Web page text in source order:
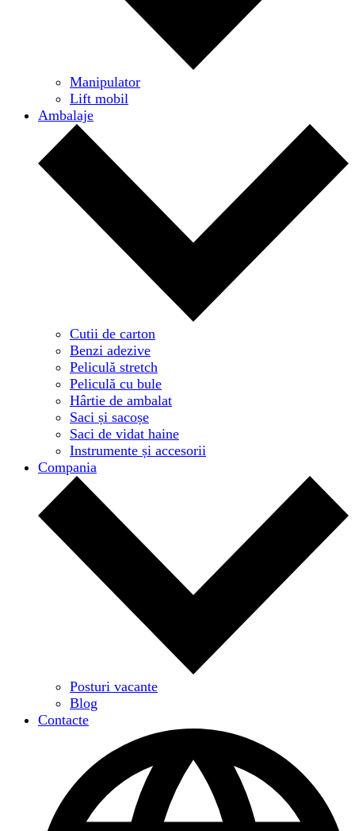
Manipulator
Lift mobil
Ambalaje
Cutii de carton
Benzi adezive
Peliculă stretch
Peliculă cu bule
Hârtie de ambalat
Saci și sacoșe
Saci de vidat haine
Instrumente și accesorii
Compania
Posturi vacante
Blog
Contacte